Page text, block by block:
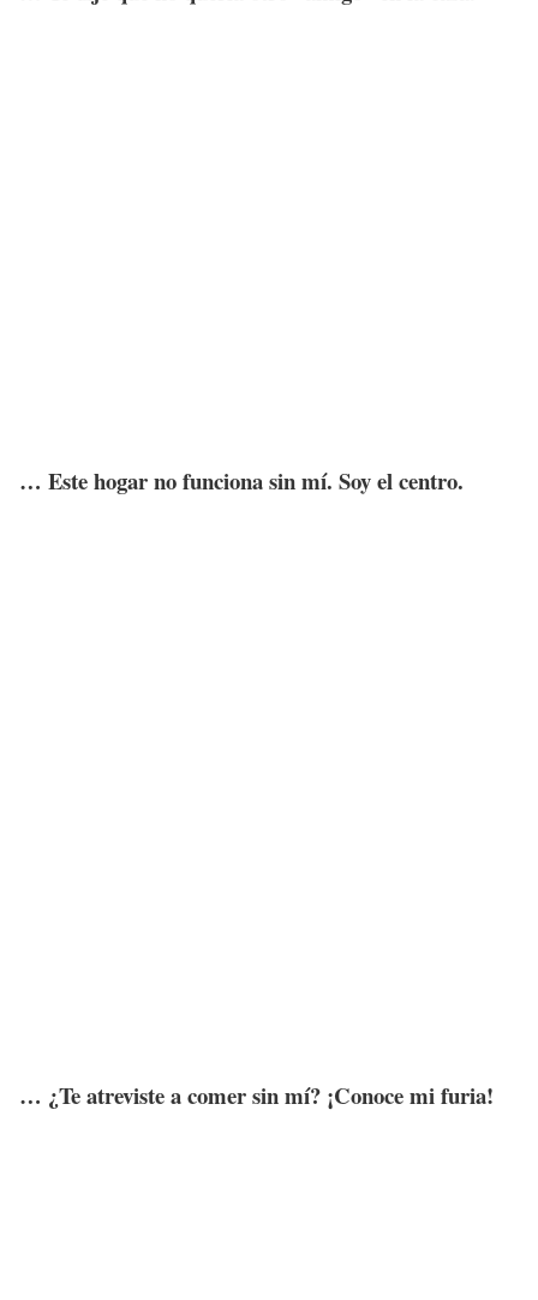
… Este hogar no funciona sin mí. Soy el centro.
… ¿Te atreviste a comer sin mí? ¡Conoce mi furia!